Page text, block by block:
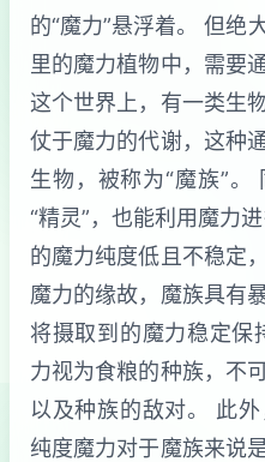
的“魔力”悬浮着。 但绝
里的魔力植物中，需要
这个世界上，有一类生
仗于魔力的代谢，这种
生物，被称为“魔族”
“精灵”，也能利用魔力
的魔力纯度低且不稳定
魔力的缘故，魔族具有
将摄取到的魔力稳定保
力视为食粮的种族，不
以及种族的敌对。 此
纯度魔力对于魔族来说